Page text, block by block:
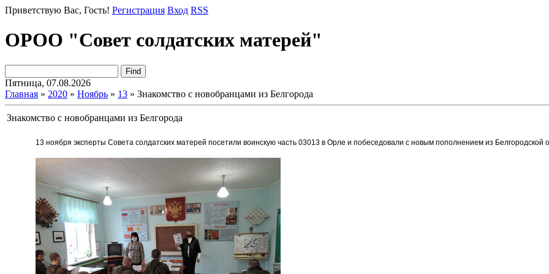
Приветствую Вас, Гость! Регистрация Вход RSS
ОРОО "Совет солдатских матерей"
Пятница, 07.08.2026
Главная » 2020 » Ноябрь » 13 » Знакомство с новобранцами из Белгорода
Знакомство с новобранцами из Белгорода
13 ноября эксперты Совета солдатских матерей посетили воинскую часть 03013 в Орле и побеседовали с новым пополнением из Белгородской